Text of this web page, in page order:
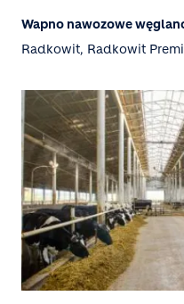
Wapno nawozowe
Radkowit, Radkowit